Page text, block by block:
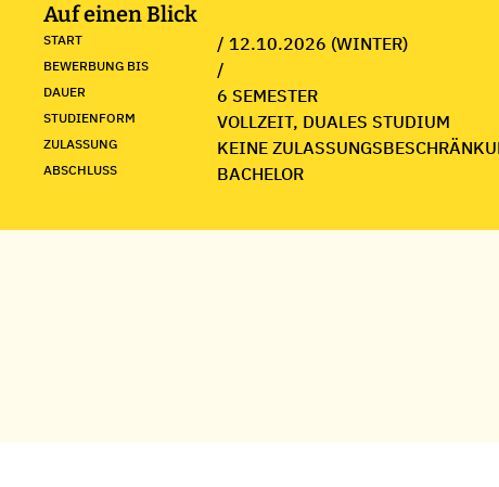
Auf einen Blick
START / 12.10.2026 (WINTER)
BEWERBUNG BIS /
DAUER 6 SEMESTER
STUDIENFORM VOLLZEIT, DUALES STUDIUM
ZULASSUNG KEINE
ABSCHLUSS BACHELOR